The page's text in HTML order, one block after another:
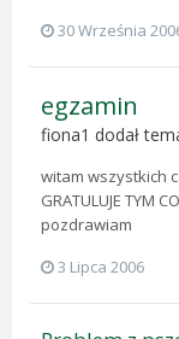
30 Września
egzamin
fiona1 dodał
witam wszystkich
GRATULUJE TYM
pozdrawiam
3 Lipca 2006